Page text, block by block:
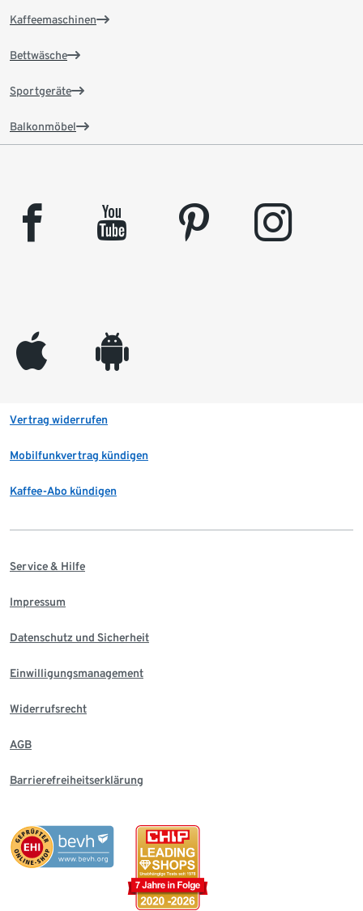
Kaffeemaschinen
Bettwäsche
Sportgeräte
Balkonmöbel
facebook youtube pinterest instagram
appleinc android
Vertrag widerrufen
Mobilfunkvertrag kündigen
Kaffee-Abo kündigen
Service & Hilfe
Impressum
Datenschutz und Sicherheit
Einwilligungsmanagement
Widerrufsrecht
AGB
Barrierefreiheitserklärung